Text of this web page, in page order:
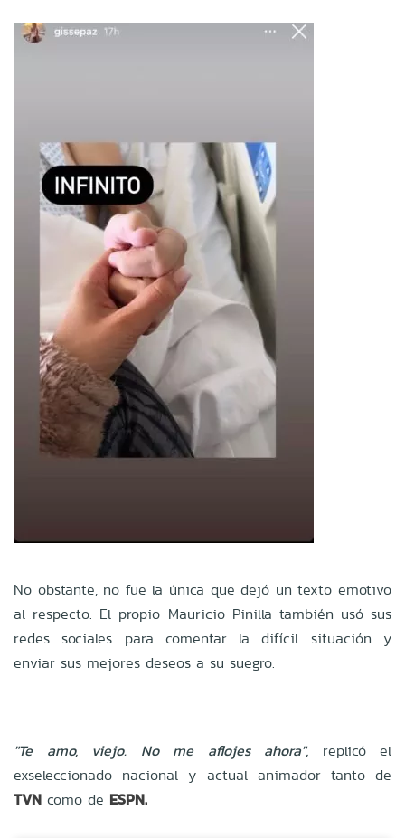
No obstante, no fue la única que dejó un texto emotivo
al respecto. El propio Mauricio Pinilla también usó sus
redes sociales para comentar la difícil situación y
enviar sus mejores deseos a su suegro.
"Te amo, viejo. No me aflojes ahora", replicó el
exseleccionado nacional y actual animador tanto de
TVN como de ESPN.